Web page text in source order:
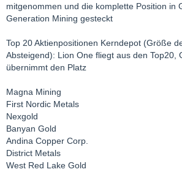
mitgenommen und die komplette Position in
Generation Mining gesteckt
Top 20 Aktienpositionen Kerndepot (Größe
Absteigend): Lion One fliegt aus den Top20,
übernimmt den Platz
Magna Mining
First Nordic Metals
Nexgold
Banyan Gold
Andina Copper Corp.
District Metals
West Red Lake Gold